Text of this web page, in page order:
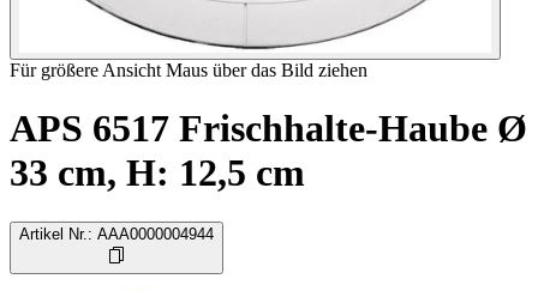
Für größere Ansicht Maus über das Bild ziehen
APS 6517 Frischhalte-Haube Ø
33 cm, H: 12,5 cm
Artikel Nr. : AAA0000004944